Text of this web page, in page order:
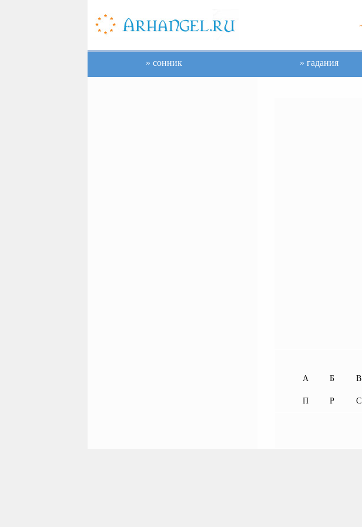
сонник гадания
А Б В
П Р С